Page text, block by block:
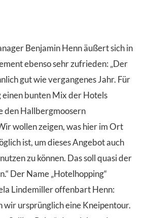
Benjamin Henn äußert sich in
ebenso sehr zufrieden: „Der
gut wie vergangenes Jahr. Für
einen bunten Mix der Hotels
den Hallbergmoosern
wollen zeigen, was hier im Ort
ist, um dieses Angebot auch
zu können. Das soll quasi der
Der Name „Hotelhopping“
Lindemiller offenbart Henn:
wir ursprünglich eine Kneipentour.